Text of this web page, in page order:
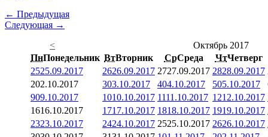
← Предыдущая
Следующая →
<
Октябрь 2017
ПнПонедельник ВтВторник СрСреда ЧтЧетверг
2525.09.2017 2626.09.2017 2727.09.2017 2828.09.2017
202.10.2017 303.10.2017 404.10.2017 505.10.2017
909.10.2017 1010.10.2017 1111.10.2017 1212.10.2017
1616.10.2017 1717.10.2017 1818.10.2017 1919.10.2017
2323.10.2017 2424.10.2017 2525.10.2017 2626.10.2017